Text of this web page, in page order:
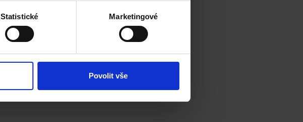
Statistické Marketingové
Povolit vše